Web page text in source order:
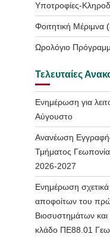
Υποτροφίες-
Φοιτητική Μέριμνα
Ωρολόγιο
Τελευταίες
Ενημέρωση για
Αύγουστο
Ανανέωση
Τμήματος
2026-2027
Ενημέρωση
αποφοίτων του
Βιοσυστημάτων
κλάδο ΠΕ88.01